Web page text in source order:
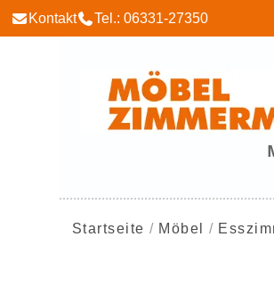
Kontakt Tel.: 06331-27350
Startseite Möbel